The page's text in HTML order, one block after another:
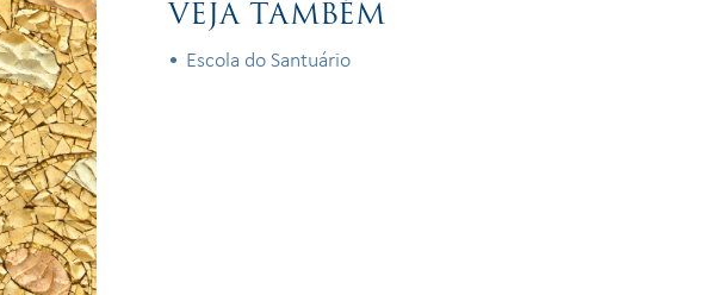
VEJA TAMBÉM
Escola do Santuário